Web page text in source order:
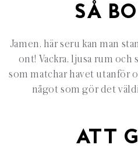
SÅ
Jamen, här seru kan man
ont! Vackra, ljusa rum
som matchar havet utanför
något som gör det
ATT